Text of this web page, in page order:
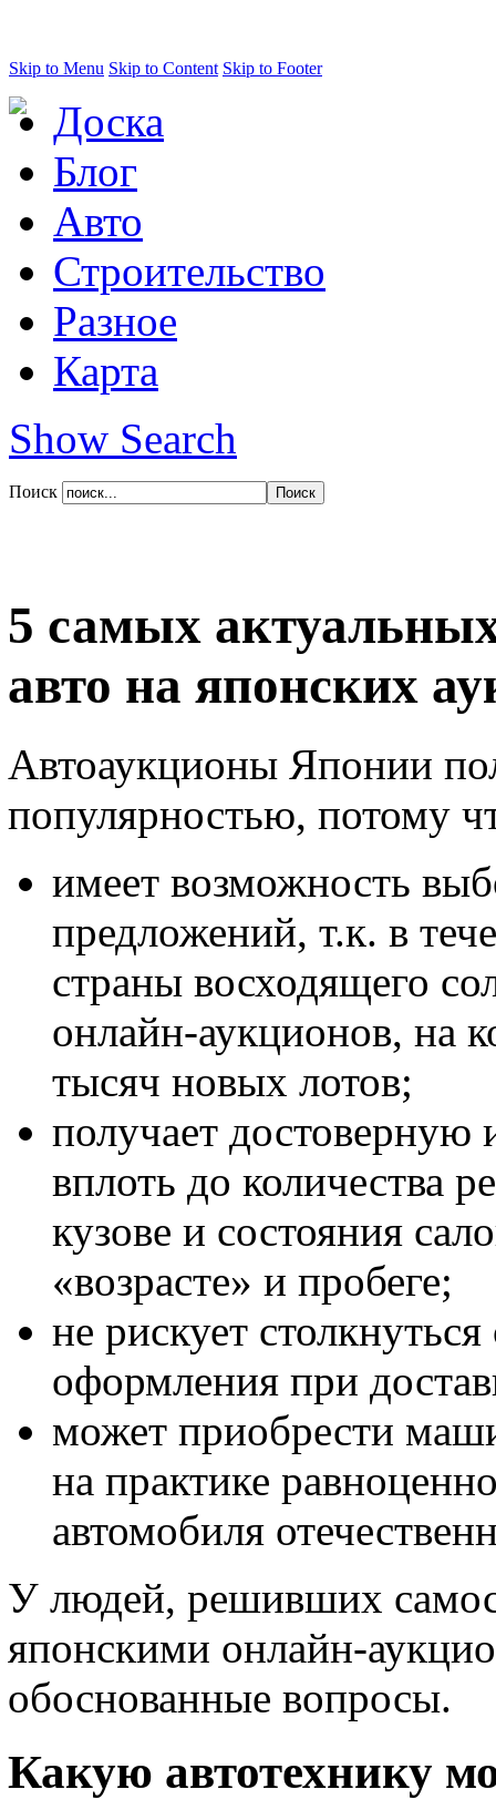
Skip to Menu Skip to Content Skip to Footer
Доска
Блог
Авто
Строительство
Разное
Карта
Show Search
Поиск
5 самых
авто на японских
Автоаукционы Японии
популярностью, потому
имеет возможность
предложений, т.к. в
страны восходящего
онлайн-аукционов, на
тысяч новых лотов;
получает
вплоть до количества
кузове и состояния
«возрасте» и пробеге;
не рискует
оформления при
может приобрести
на практике
автомобиля
У людей, решивших
японскими онлайн-
обоснованные вопросы.
Какую автотехнику